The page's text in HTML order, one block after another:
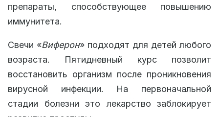
препараты, способствующее повышению
иммунитета.
Свечи «Виферон» подходят для детей любого
возраста. Пятидневный курс позволит
восстановить организм после проникновения
вирусной инфекции. На первоначальной
стадии болезни это лекарство заблокирует